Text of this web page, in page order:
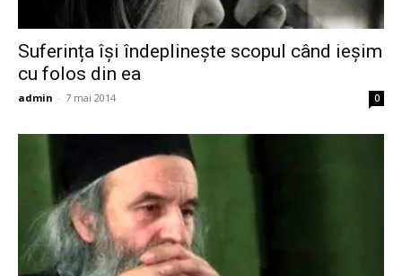
Suferința își îndeplineşte scopul când ieșim
cu folos din ea
admin - 7 mai 2014 0